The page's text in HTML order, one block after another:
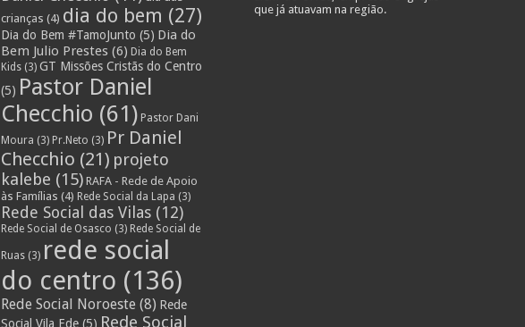
crianças (4) dia do bem (27)
Dia do Bem #TamoJunto (5) Dia do
Bem Julio Prestes (6) Dia do Bem
Kids (3) GT Missões Cristãs do Centro
(5) Pastor Daniel
Checchio (61) Pastor Dani
Moura (3) Pr.Neto (3) Pr Daniel
Checchio (21) projeto
kalebe (15) RAFA - Rede de Apoio
às Famílias (4) Rede Social da Lapa (3)
Rede Social das Vilas (12)
Rede Social de Osasco (3) Rede Social de
Ruas (3) rede social
do centro (136)
Rede Social Noroeste (8) Rede
Social Vila Ede (5) Rede Social
que já atuavam na região.